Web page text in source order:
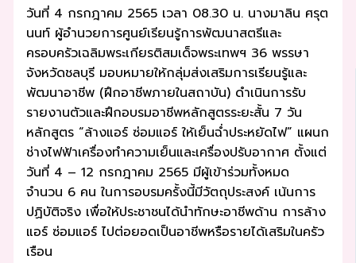
วันที่ 4 กรกฎาคม 2565 เวลา 08.30 น. นางมาลิน ศรุต
นนท์ ผู้อำนวยการศูนย์เรียนรู้การพัฒนาสตรีและ
ครอบครัวเฉลิมพระเกียรติสมเด็จพระเทพฯ 36 พรรษา
จังหวัดชลบุรี มอบหมายให้กลุ่มส่งเสริมการเรียนรู้และ
พัฒนาอาชีพ (ฝึกอาชีพภายในสถาบัน) ดำเนินการรับ
รายงานตัวและฝึกอบรมอาชีพหลักสูตรระยะสั้น 7 วัน
หลักสูตร “ล้างแอร์ ซ่อมแอร์ ให้เย็นฉ่ำประหยัดไฟ” แผนก
ช่างไฟฟ้าเครื่องทำความเย็นและเครื่องปรับอากาศ ตั้งแต่
วันที่ 4 – 12 กรกฎาคม 2565 มีผู้เข้าร่วมทั้งหมด
จำนวน 6 คน ในการอบรมครั้งนี้มีวัตถุประสงค์ เน้นการ
ปฏิบัติจริง เพื่อให้ประชาชนได้นำทักษะอาชีพด้าน การล้าง
แอร์ ซ่อมแอร์ ไปต่อยอดเป็นอาชีพหรือรายได้เสริมในครัว
เรือน